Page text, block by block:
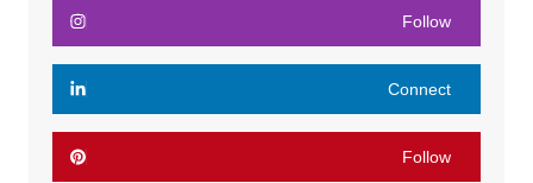
Follow
Connect
Follow